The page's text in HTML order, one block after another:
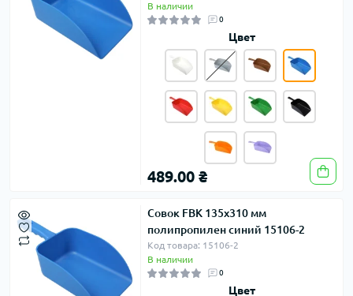
В наличии
0
Цвет
489.00 ₴
Совок FBK 135х310 мм
полипропилен синий 15106-2
Код товара: 15106-2
В наличии
0
Цвет